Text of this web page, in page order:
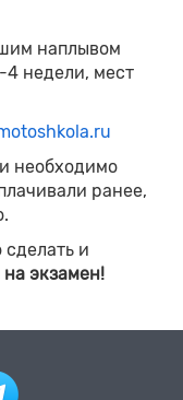
наплывом
недели, мест
необходимо
ранее,
и
экзамен!